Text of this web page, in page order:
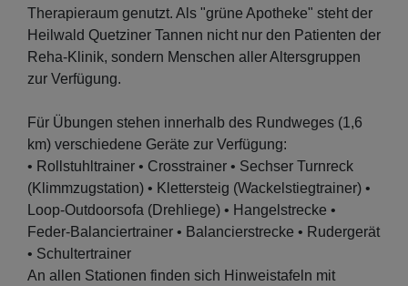
Therapieraum genutzt. Als "grüne Apotheke" steht der
Heilwald Quetziner Tannen nicht nur den Patienten der
Reha-Klinik, sondern Menschen aller Altersgruppen
zur Verfügung.
Für Übungen stehen innerhalb des Rundweges (1,6
km) verschiedene Geräte zur Verfügung:
• Rollstuhltrainer • Crosstrainer • Sechser Turnreck
(Klimmzugstation) • Klettersteig (Wackelstiegtrainer) •
Loop-Outdoorsofa (Drehliege) • Hangelstrecke •
Feder-Balanciertrainer • Balancierstrecke • Rudergerät
• Schultertrainer
An allen Stationen finden sich Hinweistafeln mit